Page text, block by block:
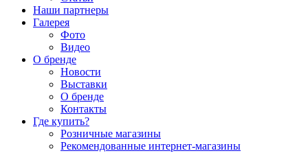
Наши партнеры
Галерея
Фото
Видео
О бренде
Новости
Выставки
О бренде
Контакты
Где купить?
Розничные магазины
Рекомендованные интернет-магазины